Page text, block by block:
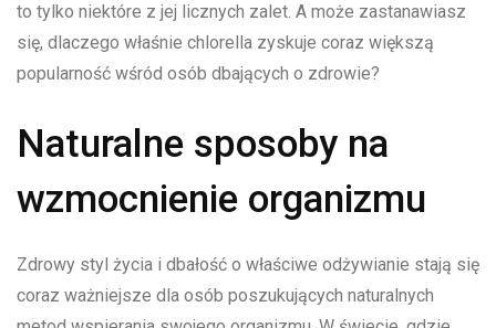
to tylko niektóre z jej licznych zalet. A może zastanawiasz
się, dlaczego właśnie chlorella zyskuje coraz większą
popularność wśród osób dbających o zdrowie?
Naturalne sposoby na
wzmocnienie organizmu
Zdrowy styl życia i dbałość o właściwe odżywianie stają się
coraz ważniejsze dla osób poszukujących naturalnych